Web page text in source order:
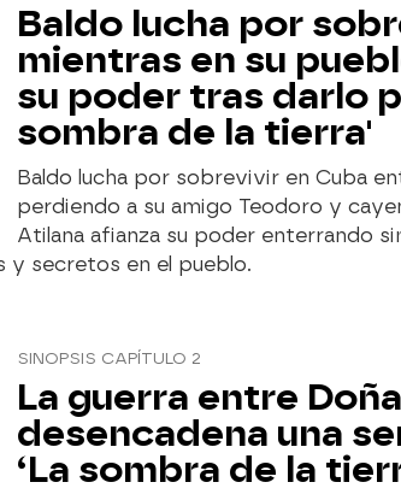
Baldo lucha por
mientras en su
su poder tras darlo
sombra de la tierra'
Baldo lucha por sobrevivir en Cuba
perdiendo a su amigo Teodoro y
Atilana afianza su poder enterrando
y secretos en el pueblo.
SINOPSIS CAPÍTULO 2
La guerra entre
desencadena una
‘La sombra de la